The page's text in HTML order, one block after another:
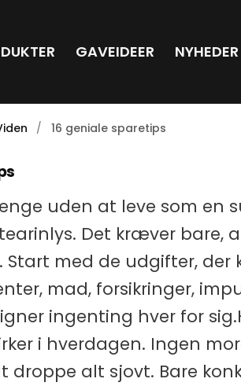
GAVEIDEER
16 geniale sparetips
uden at leve som en
Det kræver bare,
Start med de udgifter, der
mad, forsikringer,
ingenting hver for
i hverdagen. Ingen
droppe alt sjovt. Bare